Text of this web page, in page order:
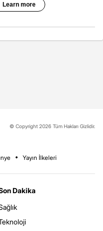
© Copyright 2026 Tüm Hakları Gizlidir.
Yayın İlkeleri
Dakika